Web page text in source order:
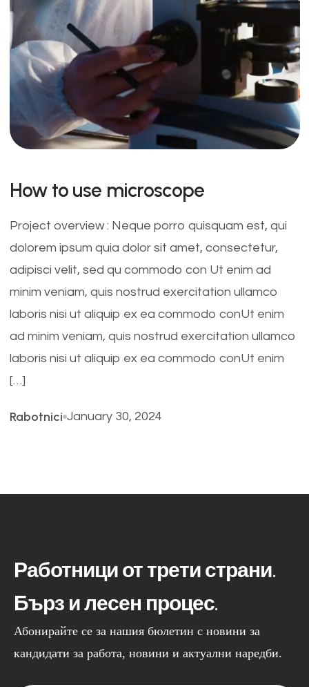
How to use microscope
Project overview : Neque porro quisquam est, qui
dolorem ipsum quia dolor sit amet, consectetur,
adipisci velit, sed qu commodo con Ut enim ad
minim veniam, quis nostrud exercitation ullamco
laboris nisi ut aliquip ex ea commodo conUt enim
ad minim veniam, quis nostrud exercitation ullamco
laboris nisi ut aliquip ex ea commodo conUt enim
[…]
Rabotnici January 30, 2024
Работници от трети страни.
Бърз и лесен процес.
Абонирайте се за нашия бюлетин с новини за
кандидати за работа, новини и актуални наредби.